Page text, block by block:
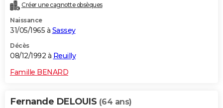
Créer une cagnotte obsèques
Naissance
31/05/1965 à Sassey
Décès
08/12/1992 à Reuilly
Famille BENARD
Fernande DELOUIS (64 ans)